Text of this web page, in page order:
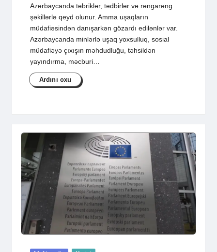
Azərbaycanda təbriklər, tədbirlər və rəngarəng
şəkillərlə qeyd olunur. Amma uşaqların
müdafiəsindən danışarkən gözardı edilənlər var.
Azərbaycanda minlərlə uşaq yoxsulluq, sosial
müdafiəyə çıxışın məhdudluğu, təhsildən
yayındırma, məcburi…
Ardını oxu